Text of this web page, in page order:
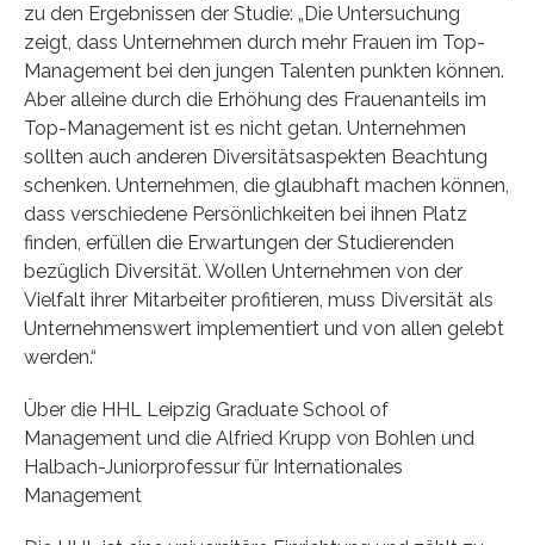
zu den Ergebnissen der Studie: „Die Untersuchung
zeigt, dass Unternehmen durch mehr Frauen im Top-
Management bei den jungen Talenten punkten können.
Aber alleine durch die Erhöhung des Frauenanteils im
Top-Management ist es nicht getan. Unternehmen
sollten auch anderen Diversitätsaspekten Beachtung
schenken. Unternehmen, die glaubhaft machen können,
dass verschiedene Persönlichkeiten bei ihnen Platz
finden, erfüllen die Erwartungen der Studierenden
bezüglich Diversität. Wollen Unternehmen von der
Vielfalt ihrer Mitarbeiter profitieren, muss Diversität als
Unternehmenswert implementiert und von allen gelebt
werden.“
Über die HHL Leipzig Graduate School of
Management und die Alfried Krupp von Bohlen und
Halbach-Juniorprofessur für Internationales
Management